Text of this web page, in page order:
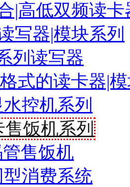
|高低双频读卡
写器|模块系列
列读写器
式的读卡器|
控机系列
饭机系列
售饭机
消费系统